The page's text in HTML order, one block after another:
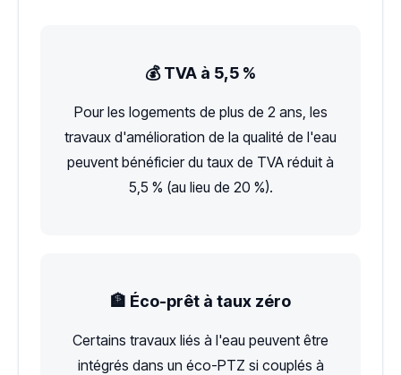
💰 TVA à 5,5 %
Pour les logements de plus de 2 ans, les
travaux d'amélioration de la qualité de l'eau
peuvent bénéficier du taux de TVA réduit à
5,5 % (au lieu de 20 %).
🏦 Éco-prêt à taux zéro
Certains travaux liés à l'eau peuvent être
intégrés dans un éco-PTZ si couplés à